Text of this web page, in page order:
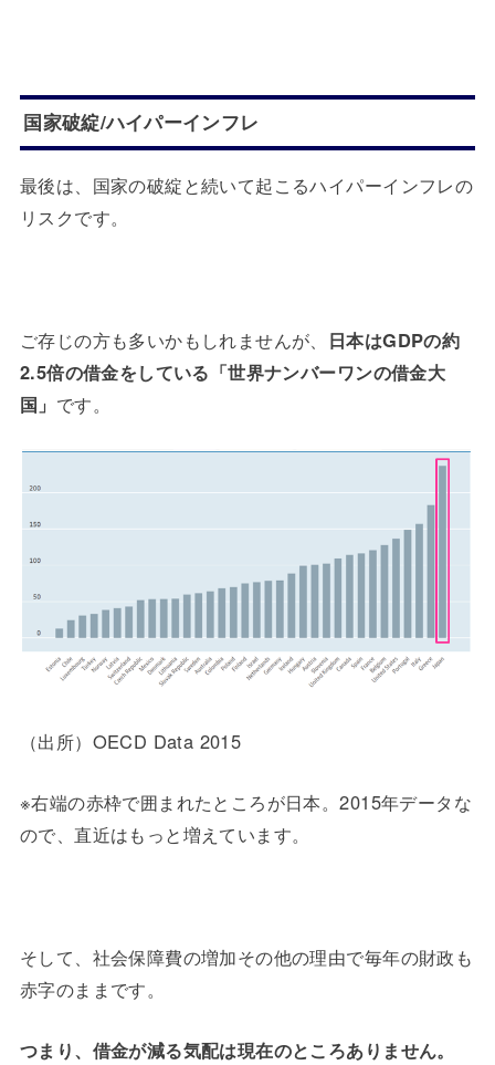
国家破綻/ハイパーインフレ
最後は、国家の破綻と続いて起こるハイパーインフレの
リスクです。
ご存じの方も多いかもしれませんが、 日本はGDPの約
2.5倍の借金をしている「世界ナンバーワンの借金大
国」 です。
（出所）OECD Data 2015
※右端の赤枠で囲まれたところが日本。2015年データな
ので、直近はもっと増えています。
そして、社会保障費の増加その他の理由で毎年の財政も
赤字のままです。
つまり、借金が減る気配は現在のところありません。